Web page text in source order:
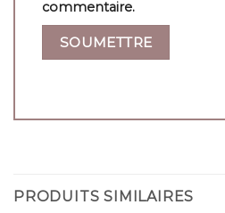
commentaire.
PRODUITS SIMILAIRES